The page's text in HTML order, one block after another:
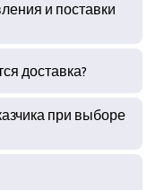
и поставки
доставка?
при выборе